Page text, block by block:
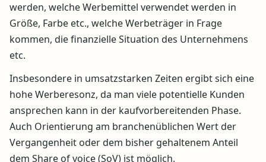
werden, welche Werbemittel verwendet werden in
Größe, Farbe etc., welche Werbeträger in Frage
kommen, die finanzielle Situation des Unternehmens
etc.
Insbesondere in umsatzstarken Zeiten ergibt sich eine
hohe Werberesonz, da man viele potentielle Kunden
ansprechen kann in der kaufvorbereitenden Phase.
Auch Orientierung am branchenüblichen Wert der
Vergangenheit oder dem bisher gehaltenem Anteil
dem Share of voice (SoV) ist möglich.